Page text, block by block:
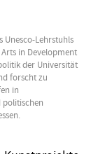
Unesco-Lehrstuhls
in Development
der Universität
forscht zu
in
politischen